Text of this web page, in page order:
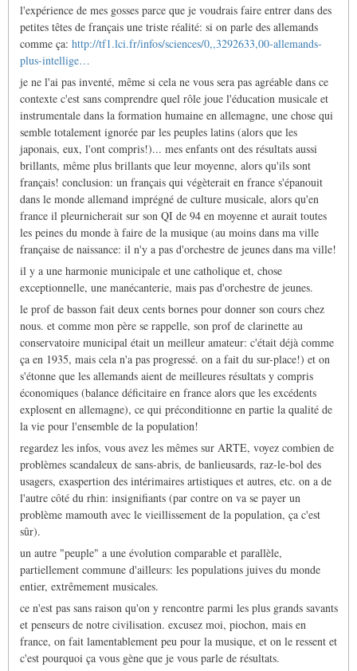
l'expérience de mes gosses parce que je voudrais faire entrer dans des
petites têtes de français une triste réalité: si on parle des allemands
comme ça: http://tf1.lci.fr/infos/sciences/0,,3292633,00-allemands-
plus-intellige…
je ne l'ai pas inventé, même si cela ne vous sera pas agréable dans ce
contexte c'est sans comprendre quel rôle joue l'éducation musicale et
instrumentale dans la formation humaine en allemagne, une chose qui
semble totalement ignorée par les peuples latins (alors que les
japonais, eux, l'ont compris!)... mes enfants ont des résultats aussi
brillants, même plus brillants que leur moyenne, alors qu'ils sont
français! conclusion: un français qui végèterait en france s'épanouit
dans le monde allemand imprégné de culture musicale, alors qu'en
france il pleurnicherait sur son QI de 94 en moyenne et aurait toutes
les peines du monde à faire de la musique (au moins dans ma ville
française de naissance: il n'y a pas d'orchestre de jeunes dans ma ville!
il y a une harmonie municipale et une catholique et, chose
exceptionnelle, une manécanterie, mais pas d'orchestre de jeunes.
le prof de basson fait deux cents bornes pour donner son cours chez
nous. et comme mon père se rappelle, son prof de clarinette au
conservatoire municipal était un meilleur amateur: c'était déjà comme
ça en 1935, mais cela n'a pas progressé. on a fait du sur-place!) et on
s'étonne que les allemands aient de meilleures résultats y compris
économiques (balance déficitaire en france alors que les excédents
explosent en allemagne), ce qui préconditionne en partie la qualité de
la vie pour l'ensemble de la population!
regardez les infos, vous avez les mêmes sur ARTE, voyez combien de
problèmes scandaleux de sans-abris, de banlieusards, raz-le-bol des
usagers, exaspertion des intérimaires artistiques et autres, etc. on a de
l'autre côté du rhin: insignifiants (par contre on va se payer un
problème mamouth avec le vieillissement de la population, ça c'est
sûr).
un autre "peuple" a une évolution comparable et parallèle,
partiellement commune d'ailleurs: les populations juives du monde
entier, extrêmement musicales.
ce n'est pas sans raison qu'on y rencontre parmi les plus grands savants
et penseurs de notre civilisation. excusez moi, piochon, mais en
france, on fait lamentablement peu pour la musique, et on le ressent et
c'est pourquoi ça vous gène que je vous parle de résultats.